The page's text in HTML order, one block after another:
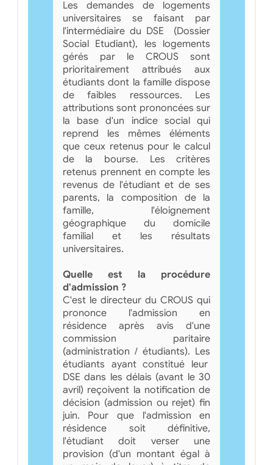
Les demandes de logements
universitaires se faisant par
l'intermédiaire du DSE (Dossier
Social Etudiant), les logements
gérés par le CROUS sont
prioritairement attribués aux
étudiants dont la famille dispose
de faibles ressources. Les
attributions sont prononcées sur
la base d'un indice social qui
reprend les mêmes éléments
que ceux retenus pour le calcul
de la bourse. Les critères
retenus prennent en compte les
revenus de l'étudiant et de ses
parents, la composition de la
famille, l'éloignement
géographique du domicile
familial et les résultats
universitaires.
Quelle est la procédure
d'admission ?
C'est le directeur du CROUS qui
prononce l'admission en
résidence après avis d'une
commission paritaire
(administration / étudiants). Les
étudiants ayant constitué leur
DSE dans les délais (avant le 30
avril) reçoivent la notification de
décision (admission ou rejet) fin
juin. Pour que l'admission en
résidence soit définitive,
l'étudiant doit verser une
provision (d'un montant égal à